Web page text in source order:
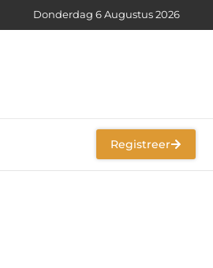
Donderdag 6 Augustus 2026
Registreer